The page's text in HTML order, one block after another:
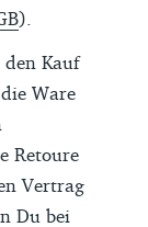
).
den Kauf
Ware
Retoure
Vertrag
Du bei